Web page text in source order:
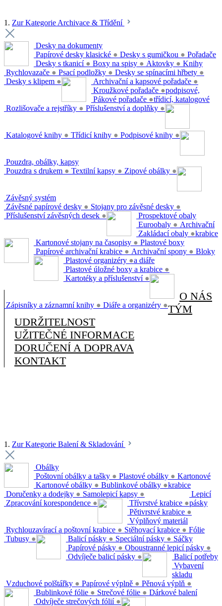
1. Zur Kategorie Archivace & Třídění
Desky na dokumenty
Papírové desky klasické ● Desky s gumičkou ●
Desky s tkanicí ● Boxy na spisy ● Aktovky ●
Rychlovazače ● Psací podložky ● Desky se spínacími hřbety ●
Desky s klipem ●
Pořadače
Archivační a kapsové pořadače ●
Kroužkové pořadače ●
Pákové pořadače ●
Rozlišovače a rejstříky ● Příslušenství a doplňky ●
Knihy
podpisové,
třídicí, katalogové
Katalogové knihy ● Třídicí knihy ● Podpisové knihy ●
Pouzdra, obálky, kapsy
Pouzdra s drukem ● Textilní kapsy ● Zipové obálky ●
Závěsný systém
Závěsné papírové desky ● Stojany pro závěsné desky ●
Příslušenství závěsných desek ●
Prospektové obaly
Euroobaly ●
Zakládací obaly ●
Archivační
krabice
Kartonové stojany na časopisy ●
Papírové archivační krabice ● Archivační spony ●
Plastové boxy
Plastové organizéry ●
Plastové úložné boxy a krabice ●
Kartotéky a příslušenství ●
Bloky
a diáře
Zápisníky a záznamní knihy ● Diáře a organizéry ●
O NÁS
TÝM
UDRŽITELNOST
UŽITEČNÉ INFORMACE
DORUČENÍ A DOPRAVA
KONTAKT
1. Zur Kategorie Balení & Skladování
Obálky
Poštovní obálky a tašky ● Plastové obálky ●
Kartonové obálky ● Bublinkové obálky ●
Doručenky a dodejky ● Samolepicí kapsy ●
Zpracování korespondence ●
Kartonové
krabice
Třívrstvé krabice ●
Pětivrstvé krabice ●
Rychlouzavírací a poštovní krabice ● Stěhovací krabice ●
Tubusy ●
Lepicí
pásky
Balicí pásky ● Speciální pásky ●
Papírové pásky ● Oboustranné lepicí pásky ●
Odvíječe balicí pásky ●
Výplňový materiál
Vzduchové polštářky ● Papírové výplně ● Pěnová výplň ●
Fólie
Bublinkové fólie ● Strečové fólie ●
Odvíječe strečových fólií ●
Sáčky
Balicí potřeby
Vybavení
skladu
Dárkové balení